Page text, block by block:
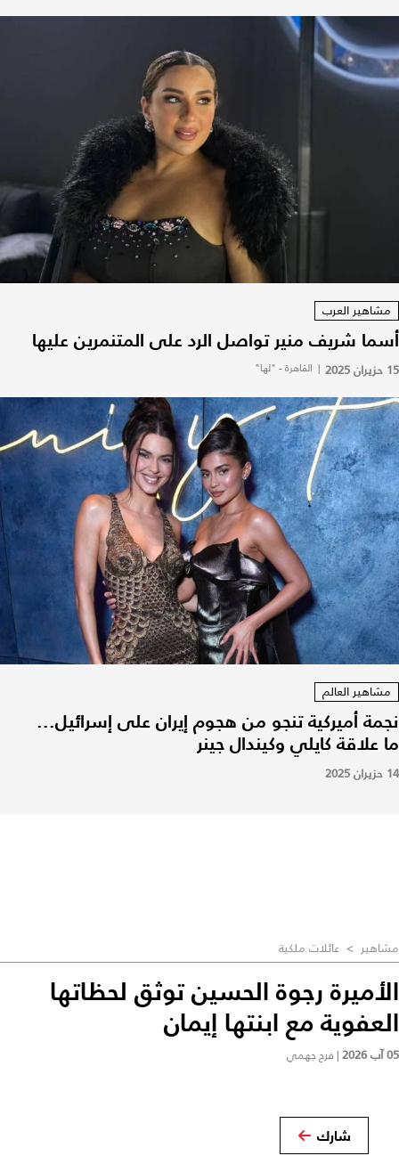
مشاهير العرب
أسما شريف منير تواصل الرد على المتنمرين عليها
15 حزيران 2025 | القاهرة - "لها"
مشاهير العالم
نجمة أميركية تنجو من هجوم إيران على إسرائيل...
ما علاقة كايلي وكيندال جينر
14 حزيران 2025
مشاهير > عائلات ملكية
الأميرة رجوة الحسين توثق لحظاتها
العفوية مع ابنتها إيمان
05 آب 2026 | فرح جهمي
شارك